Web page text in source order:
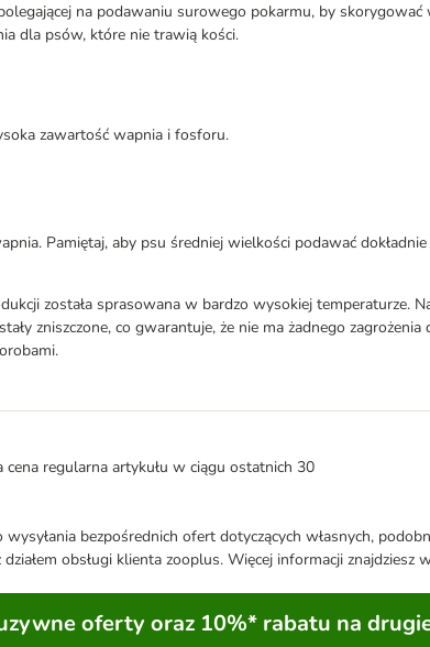
na podawaniu surowego pokarmu, by skorygować
dla psów, które nie trawią kości.
zawartość wapnia i fosforu.
Pamiętaj, aby psu średniej wielkości podawać
została sprasowana w bardzo wysokiej temperaturze.
zniszczone, co gwarantuje, że nie ma żadnego zagrożenia
regularna artykułu w ciągu ostatnich 30
bezpośrednich ofert dotyczących własnych,
obsługi klienta zooplus. Więcej informacji znajdziesz
oferty oraz 10%* rabatu na